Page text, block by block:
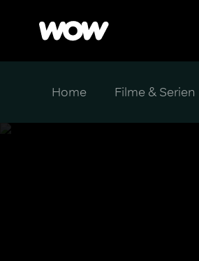
Home Filme & Serien